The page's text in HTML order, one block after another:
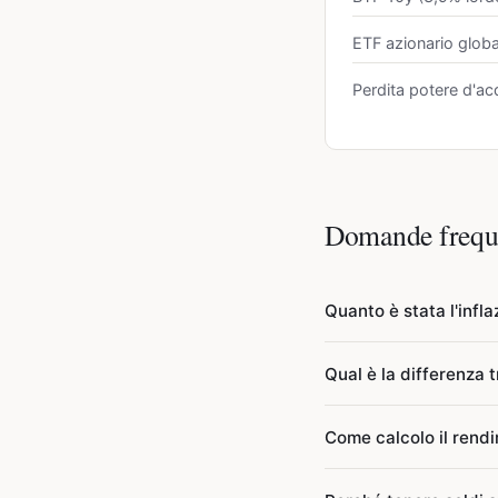
ETF azionario
Perdita potere
Domande
Quanto è stata
novembre 2022 con
l'invasione russa
rallentata al +5,7%
restrittiva della BCE.
Qual è la differenza
Consumatori intera
dalla BCE per
Come calcolo il